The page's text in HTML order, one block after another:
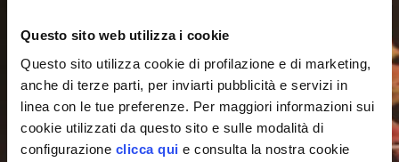
Questo sito web utilizza i cookie
Questo sito utilizza cookie di profilazione e di marketing,
anche di terze parti, per inviarti pubblicità e servizi in
linea con le tue preferenze. Per maggiori informazioni sui
cookie utilizzati da questo sito e sulle modalità di
configurazione clicca qui e consulta la nostra cookie
I PARTNER DI VITA IN CAMPAGNA
RASIKAL
BIOGENTS